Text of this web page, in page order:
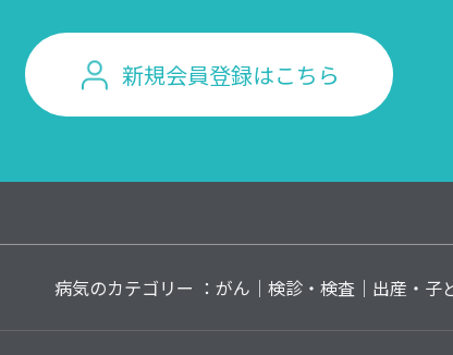
新規会員登録はこちら
病気のカテゴリー ： がん 検診・検査 出産・子